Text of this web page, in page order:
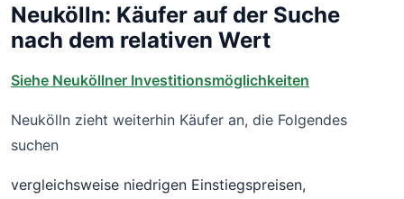
Neukölln: Käufer auf der Suche
nach dem relativen Wert
Siehe Neuköllner Investitionsmöglichkeiten
Neukölln zieht weiterhin Käufer an, die Folgendes
suchen
vergleichsweise niedrigen Einstiegspreisen,